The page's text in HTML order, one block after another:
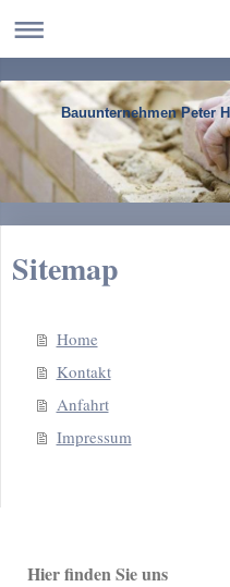
Bauunternehmen Peter
Sitemap
Home
Kontakt
Anfahrt
Impressum
Hier finden Sie uns